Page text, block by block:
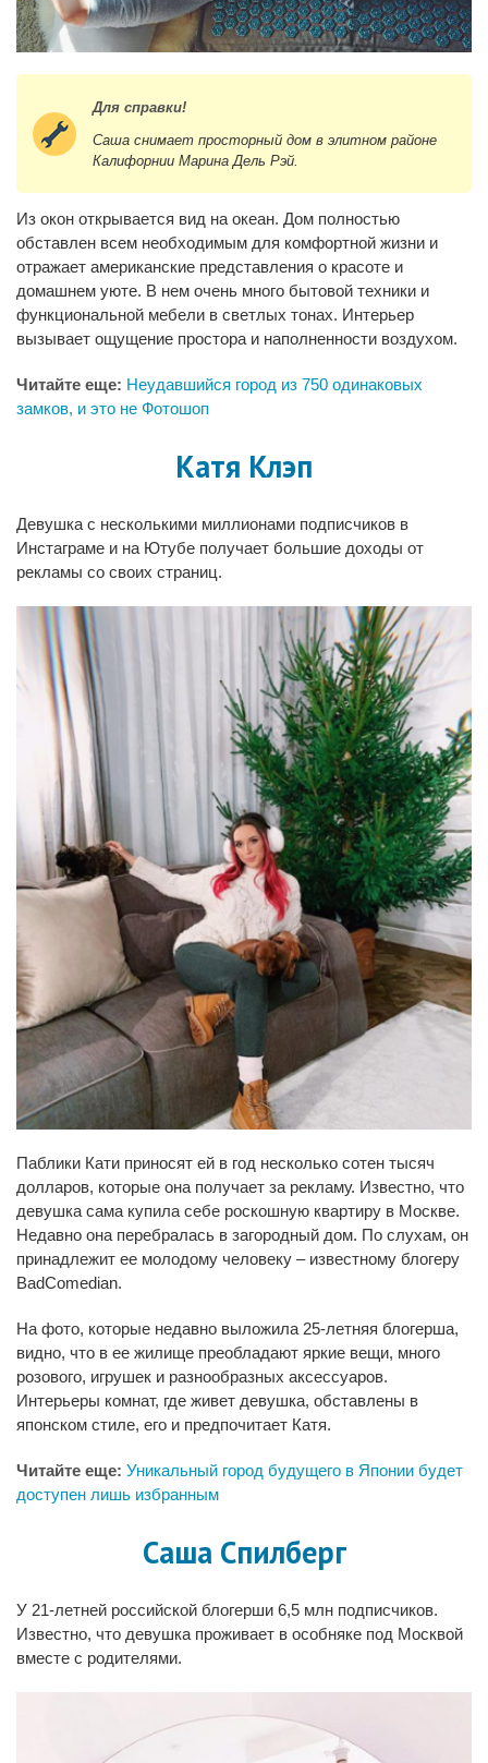
Для справки!
Саша снимает просторный дом в элитном районе
Калифорнии Марина Дель Рэй.
Из окон открывается вид на океан. Дом полностью
обставлен всем необходимым для комфортной жизни и
отражает американские представления о красоте и
домашнем уюте. В нем очень много бытовой техники и
функциональной мебели в светлых тонах. Интерьер
вызывает ощущение простора и наполненности воздухом.
Читайте еще: Неудавшийся город из 750 одинаковых
замков, и это не Фотошоп
Катя Клэп
Девушка с несколькими миллионами подписчиков в
Инстаграме и на Ютубе получает большие доходы от
рекламы со своих страниц.
Паблики Кати приносят ей в год несколько сотен тысяч
долларов, которые она получает за рекламу. Известно, что
девушка сама купила себе роскошную квартиру в Москве.
Недавно она перебралась в загородный дом. По слухам, он
принадлежит ее молодому человеку – известному блогеру
BadComedian.
На фото, которые недавно выложила 25-летняя блогерша,
видно, что в ее жилище преобладают яркие вещи, много
розового, игрушек и разнообразных аксессуаров.
Интерьеры комнат, где живет девушка, обставлены в
японском стиле, его и предпочитает Катя.
Читайте еще: Уникальный город будущего в Японии будет
доступен лишь избранным
Саша Спилберг
У 21-летней российской блогерши 6,5 млн подписчиков.
Известно, что девушка проживает в особняке под Москвой
вместе с родителями.